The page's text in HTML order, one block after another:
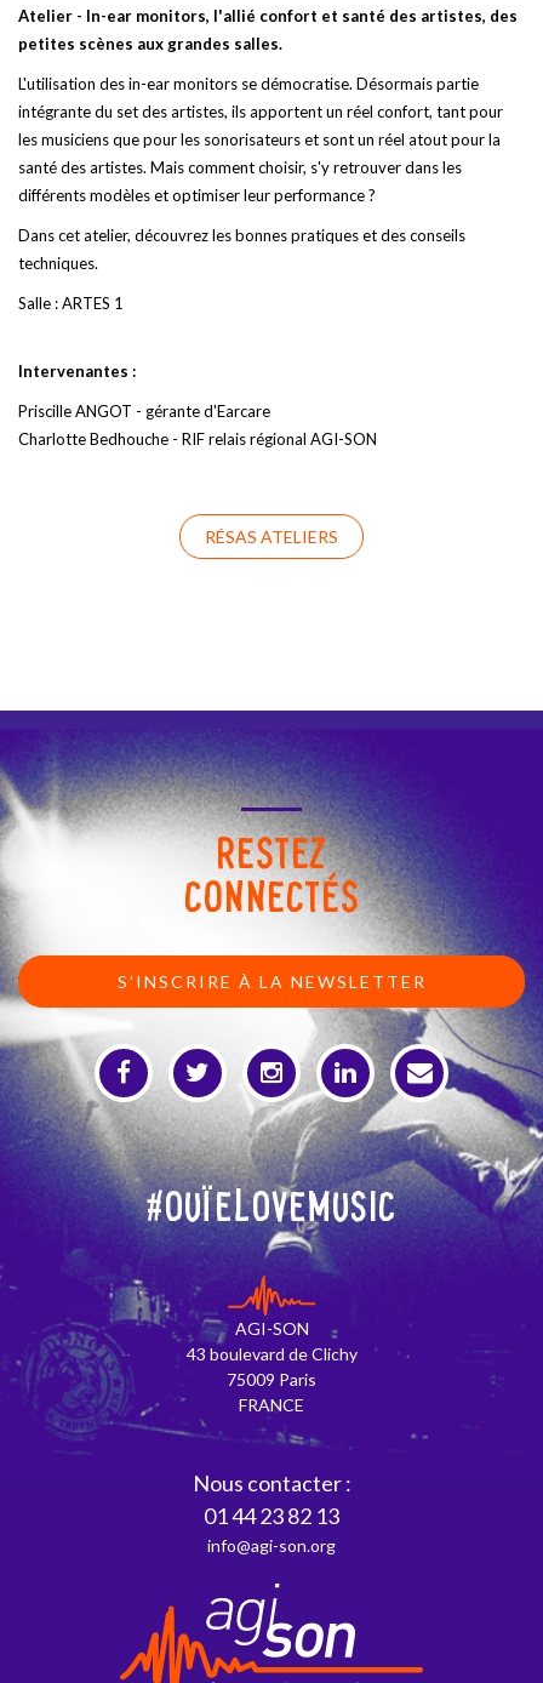
Atelier - In-ear monitors, l'allié confort et santé des artistes, des
petites scènes aux grandes salles.
L'utilisation des in-ear monitors se démocratise. Désormais partie
intégrante du set des artistes, ils apportent un réel confort, tant pour
les musiciens que pour les sonorisateurs et sont un réel atout pour la
santé des artistes. Mais comment choisir, s'y retrouver dans les
différents modèles et optimiser leur performance ?
Dans cet atelier, découvrez les bonnes pratiques et des conseils
techniques.
Salle : ARTES 1
Intervenantes :
Priscille ANGOT - gérante d'Earcare
Charlotte Bedhouche - RIF relais régional AGI-SON
RÉSAS ATELIERS
RESTEZ
CONNECTÉS
S’INSCRIRE À LA NEWSLETTER
#OuïeLoveMusic
AGI-SON
43 boulevard de Clichy
75009 Paris
FRANCE
Nous contacter :
01 44 23 82 13
info@agi-son.org